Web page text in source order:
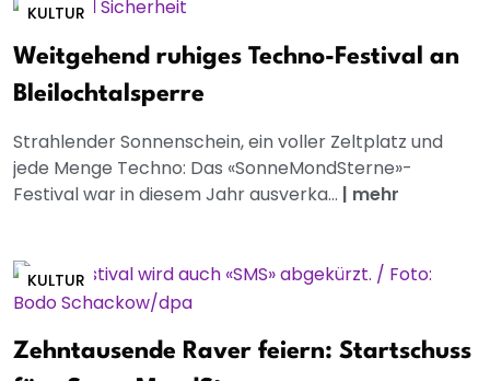
KULTUR
Weitgehend ruhiges Techno-Festival an
Bleilochtalsperre
Strahlender Sonnenschein, ein voller Zeltplatz und
jede Menge Techno: Das «SonneMondSterne»-
Festival war in diesem Jahr ausverka... | mehr
KULTUR
Zehntausende Raver feiern: Startschuss